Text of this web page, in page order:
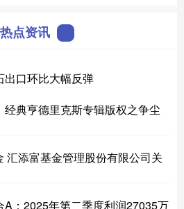
热点资讯
出口环比大幅反弹
典亨德里克斯专辑版权之争尘
汇添富基金管理股份有限公司关
：2025年第二季度利润27035万